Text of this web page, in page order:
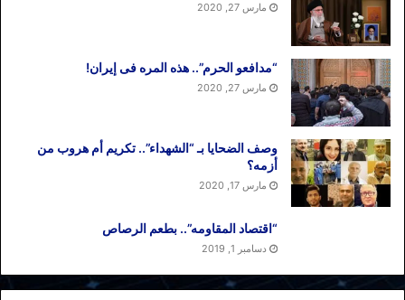
مارس 27, 2020
“مدافعو الحرم”.. هذه المره فی إیران!
مارس 27, 2020
وصف الضحایا بـ “الشهداء”.. تکریم أم هروب من
أزمه؟
مارس 17, 2020
“اقتصاد المقاومه”.. بطعم الرصاص
دسامبر 1, 2019